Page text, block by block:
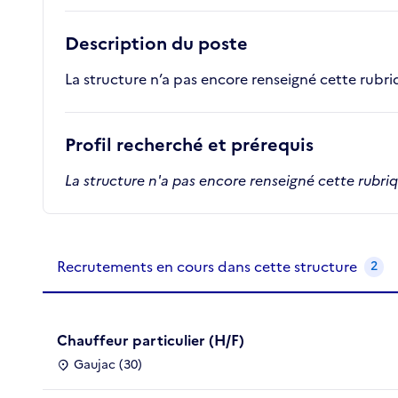
Description du poste
La structure n’a pas encore renseigné cette
Profil recherché et prérequis
La structure n'a pas encore renseigné cette
Recrutements de la structure
Recrutements en cours dans cette structure 2
Chauffeur particulier (H/F)
Gaujac (30)